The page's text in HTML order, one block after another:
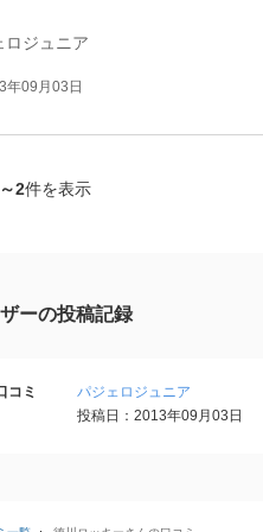
ロジュニア
年09月03日
2件を表示
ーの投稿記録
コミ
パジェロジュニア
投稿日：2013年09月03日